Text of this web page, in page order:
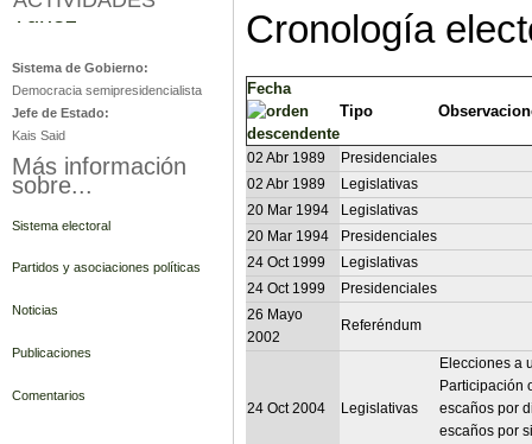
Cronología
Fecha
Tipo
02 Abr 1989
Presidenciales
02 Abr 1989
Legislativas
20 Mar 1994
Legislativas
20 Mar 1994
Presidenciales
24 Oct 1999
Legislativas
24 Oct 1999
Presidenciales
26 Mayo
2002
Referéndum
24 Oct 2004 Legislativas
Elecciones a
Participación
escaños por
escaños por
Túnez
Sistema de Gobierno:
Democracia semipresidencialista
Jefe de Estado:
Kais Said
Más información
sobre...
Sistema electoral
Partidos y asociaciones políticas
Noticias
Publicaciones
Comentarios